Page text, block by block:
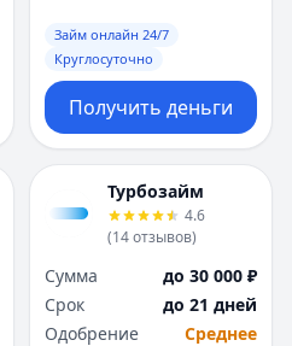
Х
Хабаровск
Ч
Чебоксары
Челябинск
Чита
Я
Ярославль
Вся Россия
Х
Хабаровск
Ч
Чебоксары
Челябинск
Чита
Я
Ярославль
Вся Россия
Займ онлайн 24/7
Круглосуточно
Получить деньги
Турбозайм
4.6
(14отзывов)
Сумма
до 30 000 ₽
Срок
до 21 дней
Одобрение
Среднее